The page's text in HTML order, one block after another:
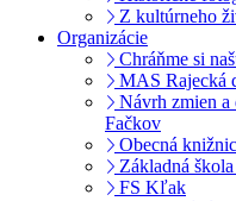
Z kultúrneho
Organizácie
Chráňme si
MAS Rajecká
Návrh zmien a
Fačkov
Obecná
Základná
FS Kľak